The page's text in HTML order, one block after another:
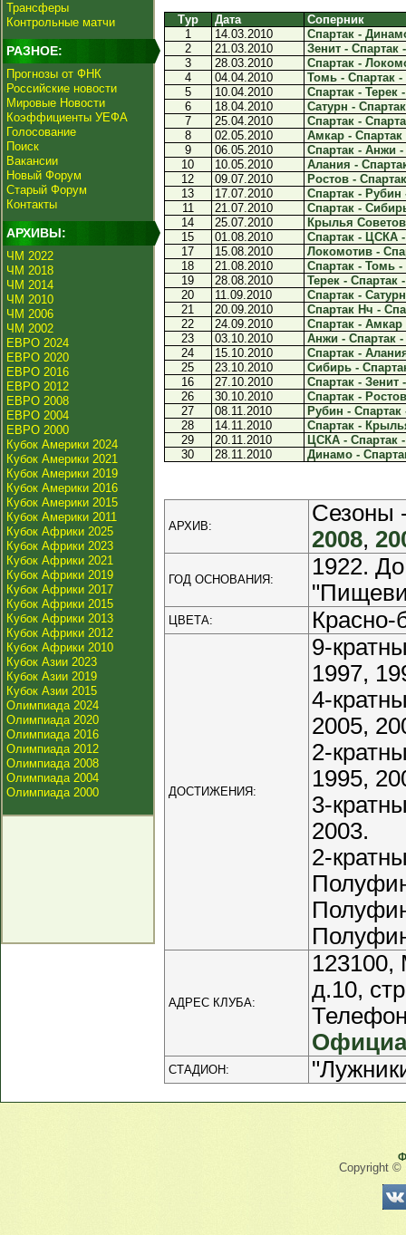
Трансферы
Контрольные матчи
РАЗНОЕ:
Прогнозы от ФНК
Российские новости
Мировые Новости
Коэффициенты УЕФА
Голосование
Поиск
Вакансии
Новый Форум
Старый Форум
Контакты
АРХИВЫ:
ЧМ 2022
ЧМ 2018
ЧМ 2014
ЧМ 2010
ЧМ 2006
ЧМ 2002
ЕВРО 2024
ЕВРО 2020
ЕВРО 2016
ЕВРО 2012
ЕВРО 2008
ЕВРО 2004
ЕВРО 2000
Кубок Америки 2024
Кубок Америки 2021
Кубок Америки 2019
Кубок Америки 2016
Кубок Америки 2015
Кубок Америки 2011
Кубок Африки 2025
Кубок Африки 2023
Кубок Африки 2021
Кубок Африки 2019
Кубок Африки 2017
Кубок Африки 2015
Кубок Африки 2013
Кубок Африки 2012
Кубок Африки 2010
Кубок Азии 2023
Кубок Азии 2019
Кубок Азии 2015
Олимпиада 2024
Олимпиада 2020
Олимпиада 2016
Олимпиада 2012
Олимпиада 2008
Олимпиада 2004
Олимпиада 2000
Тур Дата
Соперник
1
14.03.2010
Спартак -
2
21.03.2010
Зенит - Спартак
3
28.03.2010
Спартак -
4
04.04.2010
Томь - Спартак -
5
10.04.2010
Спартак - Терек
6
18.04.2010
Сатурн -
7
25.04.2010
Спартак -
8
02.05.2010
Амкар - Спартак
9
06.05.2010
Спартак - Анжи -
10
10.05.2010
Алания -
12
09.07.2010
Ростов -
13
17.07.2010
Спартак - Рубин
11
21.07.2010
Спартак -
14
25.07.2010
Крылья
15
01.08.2010
Спартак - ЦСКА
17
15.08.2010
Локомотив -
18
21.08.2010
Спартак - Томь -
19
28.08.2010
Терек - Спартак
20
11.09.2010
Спартак -
21
20.09.2010
Спартак Нч -
22
24.09.2010
Спартак - Амкар
23
03.10.2010
Анжи - Спартак -
24
15.10.2010
Спартак -
25
23.10.2010
Сибирь -
16
27.10.2010
Спартак - Зенит
26
30.10.2010
Спартак -
27
08.11.2010
Рубин - Спартак
28
14.11.2010
Спартак -
29
20.11.2010
ЦСКА - Спартак
30
28.11.2010 Динамо -
АРХИВ:
Сезоны
2008,
ГОД ОСНОВАНИЯ:
1922.
ЦВЕТА: Красно-
ДОСТИЖЕНИЯ:
9-
1997,
4-
2005,
2-
1995,
3-
2003.
2-
АДРЕС КЛУБА:
123100,
д.10,
СТАДИОН:
Copyright ©